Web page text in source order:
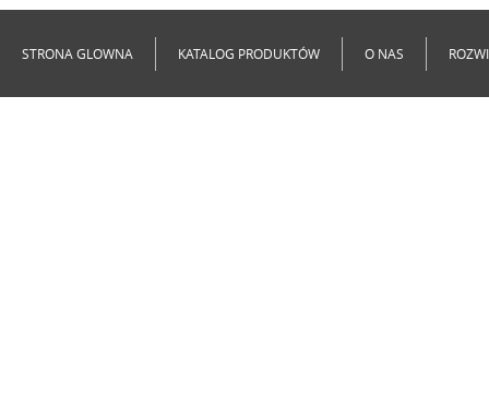
STRONA GLOWNA KATALOG PRODUKTÓW O NAS